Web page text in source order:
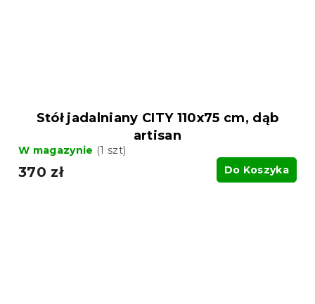
Stół jadalniany CITY 110x75 cm, dąb
artisan
W magazynie (1 szt)
370 zł Do Koszyka